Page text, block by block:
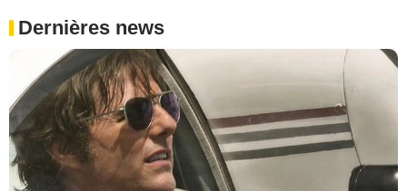
Dernières news